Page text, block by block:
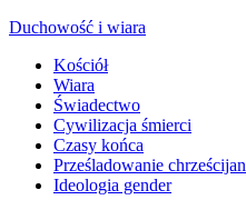
Duchowość i wiara
Kościół
Wiara
Świadectwo
Cywilizacja śmierci
Czasy końca
Prześladowanie chrześcijan
Ideologia gender